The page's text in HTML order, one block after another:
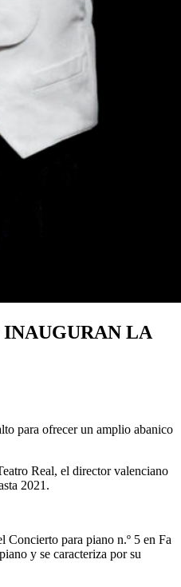
LA
para ofrecer un amplio abanico
Real, el director valenciano
2021.
Concierto para piano n.º 5 en Fa
y se caracteriza por su